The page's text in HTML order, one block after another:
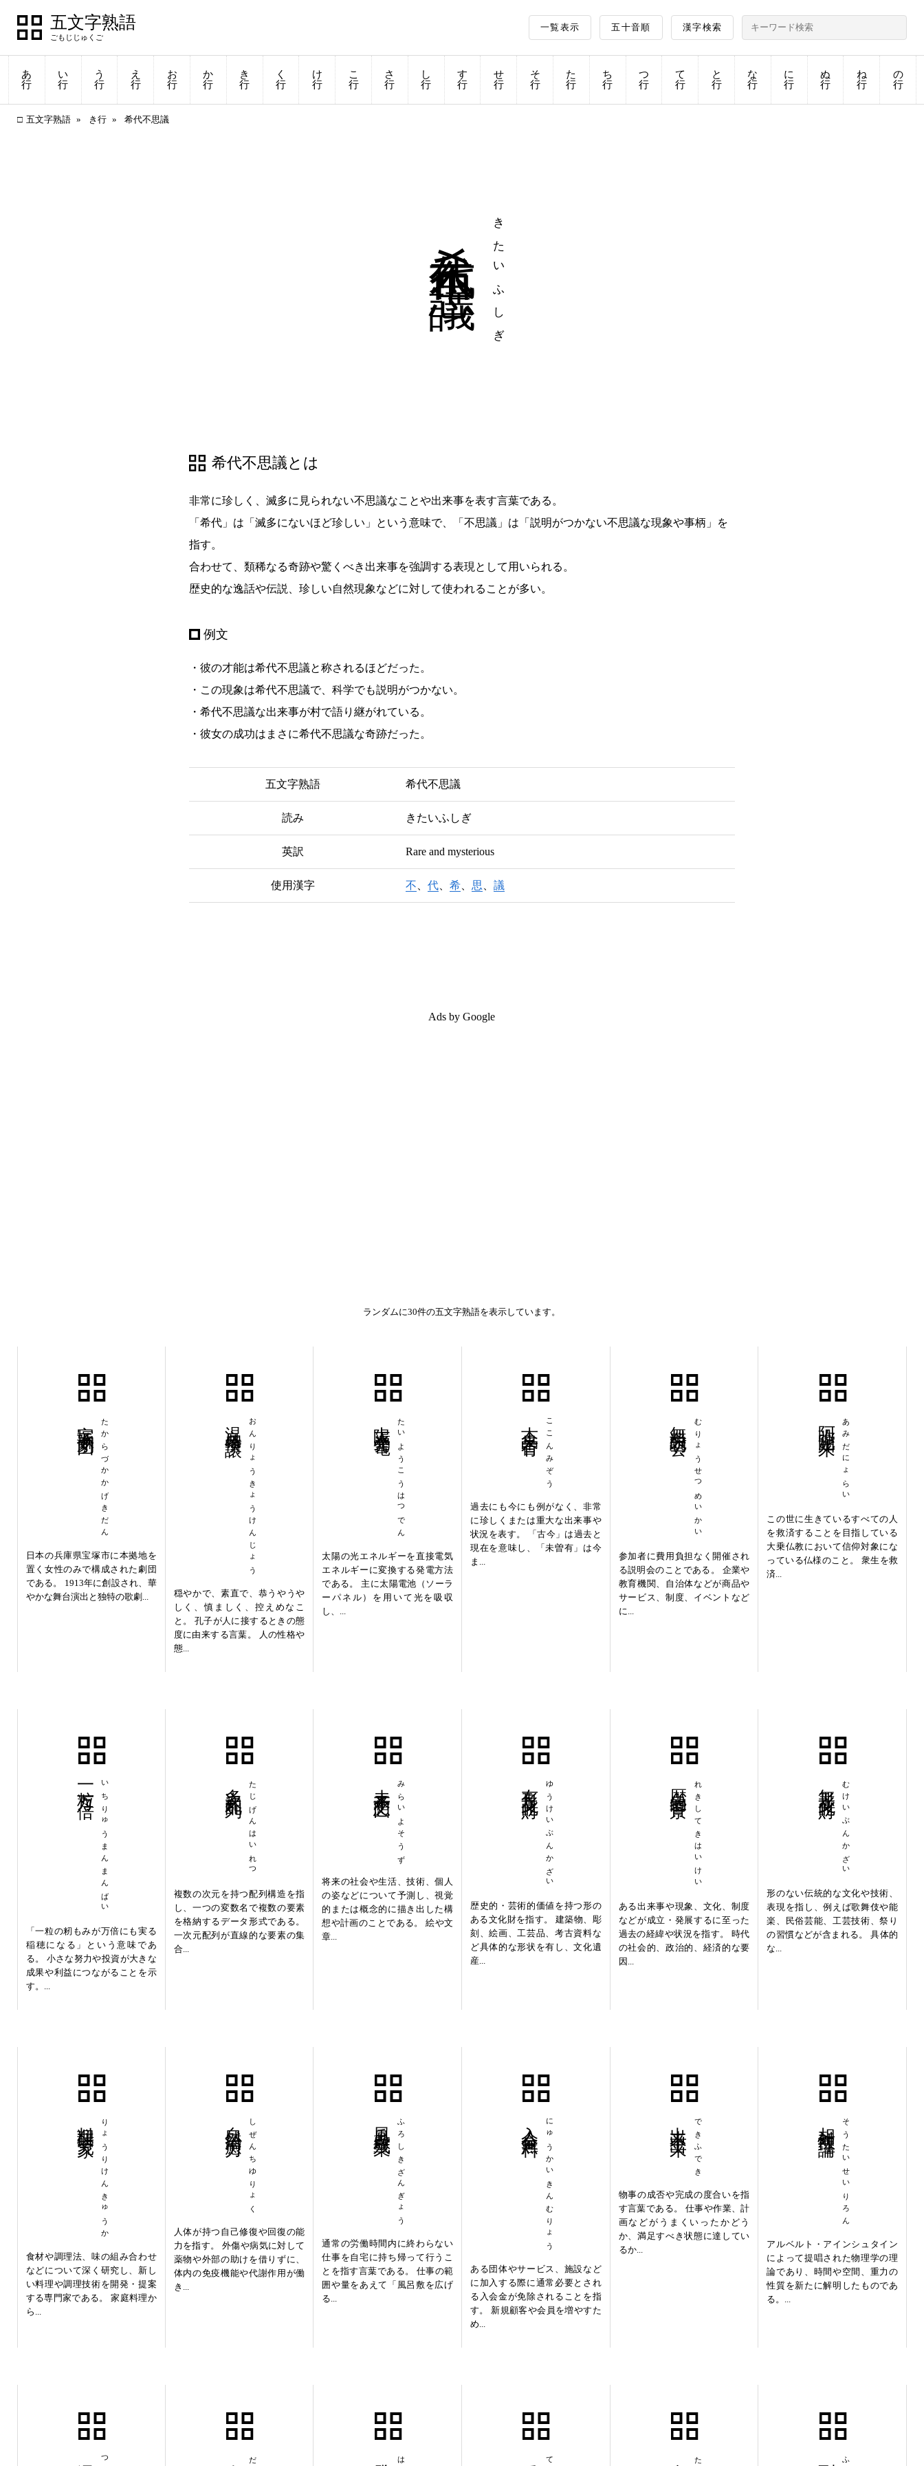
五文字熟語 一覧表示 五十音順 漢字検索
あ
行
い
行
う
行
え
行
お
行
か
行
き
行
く
行
け
行
こ
行
さ
行
し
行
す
行
せ
行
そ
行
た
行
ち
行
つ
行
て
行
と
行
な
行
に
行
ぬ
行
ね
行
の
行
五文字熟語 き行 希代不思議
きたいふしぎ
希代不思議とは
非常に珍しく、滅多に見られない不思議なことや出来事を表す言葉である。
「希代」は「滅多にないほど珍しい」という意味で、「不思議」は「説明がつかない不思議な現象や事柄」を
指す。
合わせて、類稀なる奇跡や驚くべき出来事を強調する表現として用いられる。
歴史的な逸話や伝説、珍しい自然現象などに対して使われることが多い。
例文
・彼の才能は希代不思議と称されるほどだった。
・この現象は希代不思議で、科学でも説明がつかない。
・希代不思議な出来事が村で語り継がれている。
・彼女の成功はまさに希代不思議な奇跡だった。
五文字熟語 希代不思議
読み きたいふしぎ
英訳 Rare and mysterious
使用漢字 不 代、 希、 思 議
Ads by Google
ランダムに30件の五文字熟語を表示しています。
たからづかかげきだん
日本の兵庫県宝塚市に本拠地を
置く女性のみで構成された劇団
である。 1913年に創設され、華
やかな舞台演出と独特の歌劇...
おんりょうきょうけんじょう
穏やかで、素直で、恭うやうや
しく、慎ましく、控えめなこ
と。 孔子が人に接するときの態
度に由来する言葉。 人の性格や
態...
たいようこうはつでん
太陽の光エネルギーを直接電気
エネルギーに変換する発電方法
である。 主に太陽電池（ソーラ
ーパネル）を用いて光を吸収
し、...
ここんみぞう
過去にも今にも例がなく、非常
に珍しくまたは重大な出来事や
状況を表す。 「古今」は過去と
現在を意味し、「未曽有」は今
ま...
むりょうせつめいかい
参加者に費用負担なく開催され
る説明会のことである。 企業や
教育機関、自治体などが商品や
サービス、制度、イベントなど
に...
あみだにょらい
阿弥陀如来
この世に生きているすべての人
を救済することを目指している
大乗仏教において信仰対象にな
っている仏様のこと。 衆生を救
済...
いちりゅうまんまんばい
一粒万々倍
「一粒の籾もみが万倍にも実る
稲穂になる」という意味であ
る。 小さな努力や投資が大きな
成果や利益につながることを示
す。...
たじげんはいれつ
複数の次元を持つ配列構造を指
し、一つの変数名で複数の要素
を格納するデータ形式である。
一次元配列が直線的な要素の集
合...
みらいよそうず
将来の社会や生活、技術、個人
の姿などについて予測し、視覚
的または概念的に描き出した構
想や計画のことである。 絵や文
章...
ゆうけいぶんかざい
歴史的・芸術的価値を持つ形の
ある文化財を指す。 建築物、彫
刻、絵画、工芸品、考古資料な
ど具体的な形状を有し、文化遺
産...
れきしてきはいけい
ある出来事や現象、文化、制度
などが成立・発展するに至った
過去の経緯や状況を指す。 時代
の社会的、政治的、経済的な要
因...
むけいぶんかざい
形のない伝統的な文化や技術、
表現を指し、例えば歌舞伎や能
楽、民俗芸能、工芸技術、祭り
の習慣などが含まれる。 具体的
な...
りょうりけんきゅうか
食材や調理法、味の組み合わせ
などについて深く研究し、新し
い料理や調理技術を開発・提案
する専門家である。 家庭料理か
ら...
しぜんちゆりょく
人体が持つ自己修復や回復の能
力を指す。 外傷や病気に対して
薬物や外部の助けを借りずに、
体内の免疫機能や代謝作用が働
き...
ふろしきざんぎょう
通常の労働時間内に終わらない
仕事を自宅に持ち帰って行うこ
とを指す言葉である。 仕事の範
囲や量をあえて「風呂敷を広げ
る...
にゅうかいきんむりょう
ある団体やサービス、施設など
に加入する際に通常必要とされ
る入会金が免除されることを指
す。 新規顧客や会員を増やすた
め...
できふでき
物事の成否や完成の度合いを指
す言葉である。 仕事や作業、計
画などがうまくいったかどう
か、満足すべき状態に達してい
るか...
そうたいせいりろん
アルベルト・アインシュタイン
によって提唱された物理学の理
論であり、時間や空間、重力の
性質を新たに解明したものであ
る。...